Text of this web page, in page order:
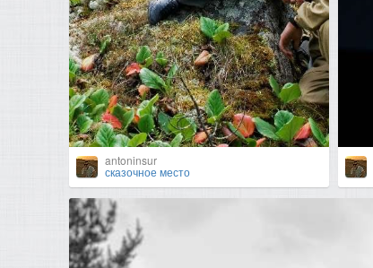
antoninsur
сказочное место